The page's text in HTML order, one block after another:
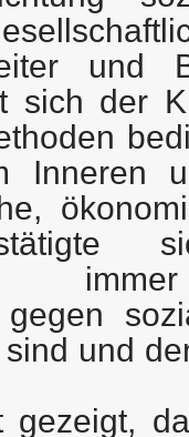
und
sich der
Inneren
und
gezeigt,